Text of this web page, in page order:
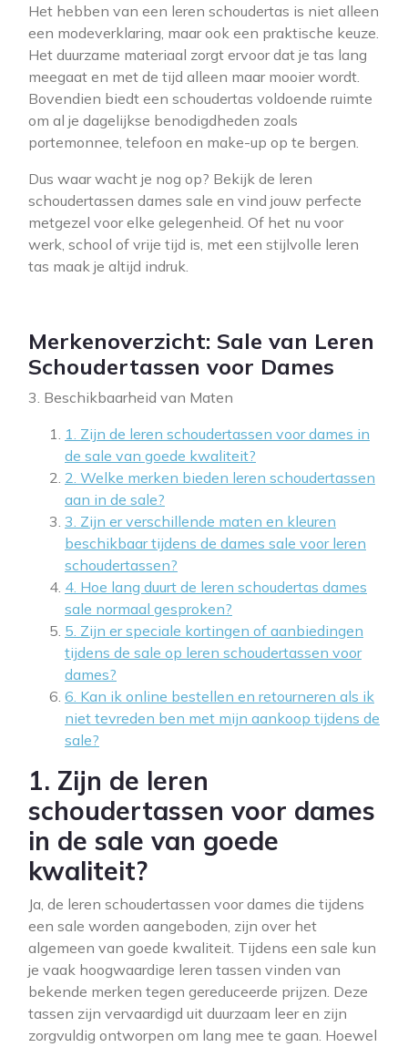
Het hebben van een leren schoudertas is niet alleen
een modeverklaring, maar ook een praktische keuze.
Het duurzame materiaal zorgt ervoor dat je tas lang
meegaat en met de tijd alleen maar mooier wordt.
Bovendien biedt een schoudertas voldoende ruimte
om al je dagelijkse benodigdheden zoals
portemonnee, telefoon en make-up op te bergen.
Dus waar wacht je nog op? Bekijk de leren
schoudertassen dames sale en vind jouw perfecte
metgezel voor elke gelegenheid. Of het nu voor
werk, school of vrije tijd is, met een stijlvolle leren
tas maak je altijd indruk.
Merkenoverzicht: Sale van Leren
Schoudertassen voor Dames
3. Beschikbaarheid van Maten
1. Zijn de leren schoudertassen voor dames in
de sale van goede kwaliteit?
2. Welke merken bieden leren schoudertassen
aan in de sale?
3. Zijn er verschillende maten en kleuren
beschikbaar tijdens de dames sale voor leren
schoudertassen?
4. Hoe lang duurt de leren schoudertas dames
sale normaal gesproken?
5. Zijn er speciale kortingen of aanbiedingen
tijdens de sale op leren schoudertassen voor
dames?
6. Kan ik online bestellen en retourneren als ik
niet tevreden ben met mijn aankoop tijdens de
sale?
1. Zijn de leren
schoudertassen voor dames
in de sale van goede
kwaliteit?
Ja, de leren schoudertassen voor dames die tijdens
een sale worden aangeboden, zijn over het
algemeen van goede kwaliteit. Tijdens een sale kun
je vaak hoogwaardige leren tassen vinden van
bekende merken tegen gereduceerde prijzen. Deze
tassen zijn vervaardigd uit duurzaam leer en zijn
zorgvuldig ontworpen om lang mee te gaan. Hoewel